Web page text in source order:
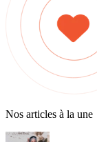
Nos articles à la une